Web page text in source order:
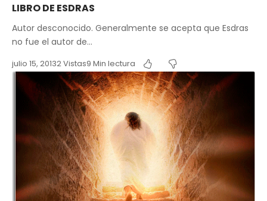
LIBRO DE ESDRAS
Autor desconocido. Generalmente se acepta que Esdras
no fue el autor de…
julio 15, 20132 Vistas9 Min lectura